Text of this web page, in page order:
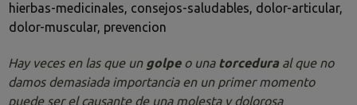
hierbas-medicinales, consejos-saludables, dolor-articular,
dolor-muscular, prevencion
Hay veces en las que un golpeo una torceduraal que no
damos demasiada importancia en un primer momento
puede ser el causante de una molesta y dolorosa